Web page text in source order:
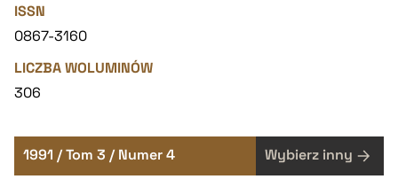
ISSN
0867-3160
LICZBA WOLUMINÓW
306
1991 / Tom 3 / Numer 4 Wybierz inny